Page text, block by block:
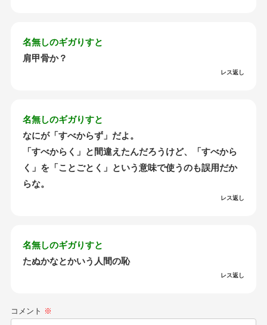
名無しのギガりすと
肩甲骨か？
レス返し
名無しのギガりすと
なにが「すべからず」だよ。
「すべからく」と間違えたんだろうけど、「すべから
く」を「ことごとく」という意味で使うのも誤用だか
らな。
レス返し
名無しのギガりすと
たぬかなとかいう人間の恥
レス返し
コメント ※